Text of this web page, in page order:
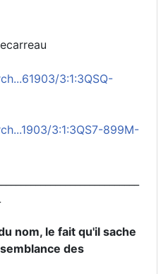
3:1:3QSQ-
3:1:3QS7-899M-
nom, le fait qu'il sache
des